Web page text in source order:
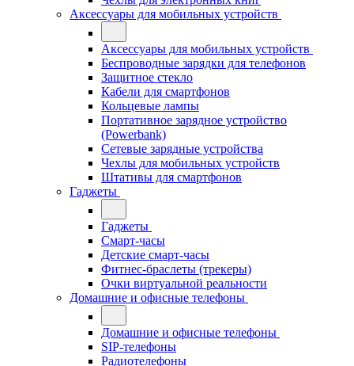
Аксессуары для мобильных устройств
Аксессуары для мобильных устройств
Беспроводные зарядки для телефонов
Защитное стекло
Кабели для смартфонов
Кольцевые лампы
Портативное зарядное устройство
(Powerbank)
Сетевые зарядные устройства
Чехлы для мобильных устройств
Штативы для смартфонов
Гаджеты
Гаджеты
Смарт-часы
Детские смарт-часы
Фитнес-браслеты (трекеры)
Очки виртуальной реальности
Домашние и офисные телефоны
Домашние и офисные телефоны
SIP-телефоны
Радиотелефоны